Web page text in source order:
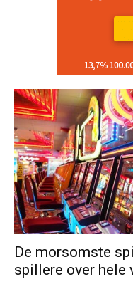
De morsomste
spillere over hele